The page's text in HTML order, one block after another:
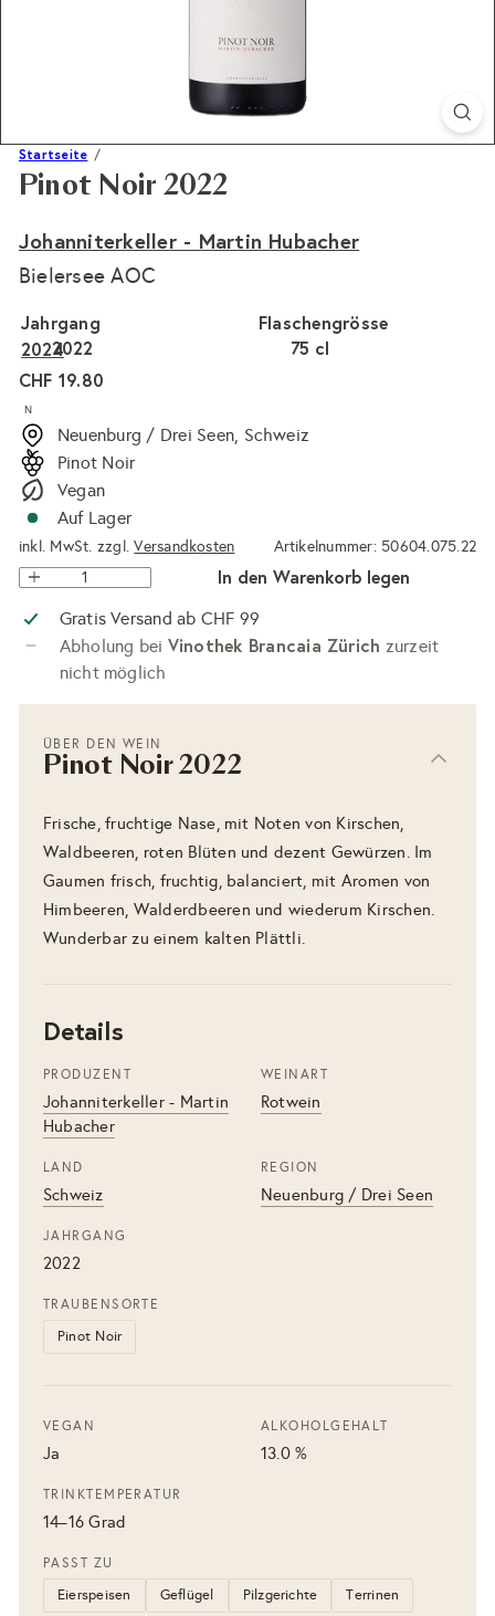
Startseite
Pinot Noir 2022
Johanniterkeller - Martin Hubacher
Bielersee AOC
Flaschengrösse
75 cl
Jahrgang
2022
2024
Normaler
Preis
CHF 19.80
N
Neuenburg / Drei Seen, Schweiz
Pinot Noir
Vegan
Auf Lager
inkl. MwSt. zzgl.Versandkosten Artikelnummer: 50604.075.22
In den Warenkorb legen
Gratis Versand ab CHF 99
Abholung bei Vinothek Brancaia Zürich zurzeit
nicht möglich
ÜBER DEN WEIN
Pinot Noir 2022
Frische, fruchtige Nase, mit Noten von Kirschen,
Waldbeeren, roten Blüten und dezent Gewürzen. Im
Gaumen frisch, fruchtig, balanciert, mit Aromen von
Himbeeren, Walderdbeeren und wiederum Kirschen.
Wunderbar zu einem kalten Plättli.
Details
PRODUZENT
Johanniterkeller - Martin
Hubacher
WEINART
Rotwein
LAND
Schweiz
REGION
Neuenburg / Drei Seen
JAHRGANG
2022
TRAUBENSORTE
Pinot Noir
VEGAN
Ja
ALKOHOLGEHALT
13.0 %
TRINKTEMPERATUR
14–16 Grad
PASST ZU
Eierspeisen Geflügel Pilzgerichte Terrinen